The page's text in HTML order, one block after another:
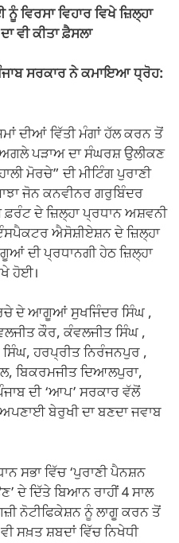
ਵਿਹਾਰ ਵਿਖੇ ਜ਼ਿਲ੍ਹਾ
ਵੀ ਕੀਤਾ ਫ਼ੈਸਲਾ
ਸਰਕਾਰ ਨੇ ਕਮਾਇਆ ਧ੍ਰੋਹ:
ਦੀਆਂ ਵਿੱਤੀ ਮੰਗਾਂ ਹੱਲ ਕਰਨ ਤੋਂ
ਅਗਲੇ ਪੜਾਅ ਦਾ ਸੰਘਰਸ਼ ਉਲੀਕਣ
ਮੋਰਚੇ” ਦੀ ਮੀਟਿੰਗ ਪੁਰਾਣੀ
ਜੋਨ ਕਨਵੀਨਰ ਗਰੁਬਿੰਦਰ
ਦੇ ਜ਼ਿਲ੍ਹਾ ਪ੍ਰਧਾਨ ਅਸ਼ਵਨੀ
ਐਸੋਸ਼ੀਏਸ਼ਨ ਦੇ ਜ਼ਿਲ੍ਹਾ
ਦੀ ਪ੍ਰਧਾਨਗੀ ਹੇਠ ਜ਼ਿਲ੍ਹਾ
ਹੋਈ।
ਦੇ ਆਗੂਆਂ ਸੁਖਜਿੰਦਰ ਸਿੰਘ ,
ਕੌਰ, ਕੰਵਲਜੀਤ ਸਿੰਘ ,
ਹਰਪ੍ਰੀਤ ਨਿਰੰਜਨਪੁਰ ,
ਬਿਕਰਮਜੀਤ ਦਿਆਲਪੁਰਾ,
ਦੀ ‘ਆਪ’ ਸਰਕਾਰ ਵੱਲੋਂ
ਬੇਰੁਖੀ ਦਾ ਬਣਦਾ ਜਵਾਬ
ਸਭਾ ਵਿੱਚ ‘ਪੁਰਾਣੀ ਪੈਨਸ਼ਨ
ਦੇ ਦਿੱਤੇ ਬਿਆਨ ਰਾਹੀਂ 4 ਸਾਲ
ਨੋਟੀਫਿਕੇਸ਼ਨ ਨੂੰ ਲਾਗੂ ਕਰਨ ਤੋਂ
ਸਖ਼ਤ ਸ਼ਬਦਾਂ ਵਿੱਚ ਨਿਖੇਧੀ